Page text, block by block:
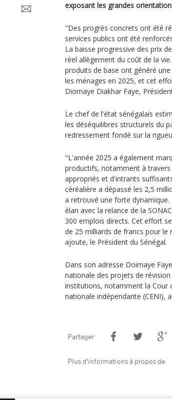
exposant les grandes
"Des progrès concrets ont été
services publics ont été
La baisse progressive des prix
réel allègement du coût de la
produits de base ont généré
les ménages en 2025, et cet
Diomaye Diakhar Faye,
Le chef de l'état sénégalais
les déséquilibres structurels du
redressement fondé sur la
"L'année 2025 a également
productifs, notamment à
appropriés et d'intrants
céréalière a dépassé les 2,5
a retrouvé une forte
élan avec la relance de la
300 emplois directs. Cet effort
de 25 milliards de francs pour
ajoute, le Président du Sénégal.
Dans son adresse Doimaye
nationale des projets de
institutions, notamment la Cour
nationale indépendante (CENI),
Partager
Plus d'informations à propos de